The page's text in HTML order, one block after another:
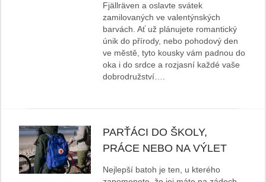
Fjällräven a oslavte svátek
zamilovaných ve valentýnských
barvách. Ať už plánujete romantický
únik do přírody, nebo pohodový den
ve městě, tyto kousky vám padnou do
oka i do srdce a rozjasní každé vaše
dobrodružství….
PARŤÁCI DO ŠKOLY,
PRÁCE NEBO NA VÝLET
Nejlepší batoh je ten, u kterého